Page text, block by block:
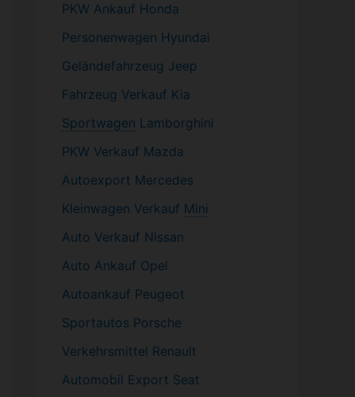
PKW Ankauf Honda
Personenwagen Hyundai
Geländefahrzeug Jeep
Fahrzeug Verkauf Kia
Sportwagen Lamborghini
PKW Verkauf Mazda
Autoexport Mercedes
Kleinwagen Verkauf Mini
Auto Verkauf Nissan
Auto Ankauf Opel
Autoankauf Peugeot
Sportautos Porsche
Verkehrsmittel Renault
Automobil Export Seat